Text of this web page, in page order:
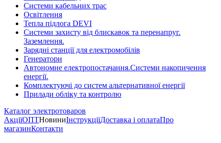
Системи кабельних трас
Освітлення
Тепла підлога DEVI
Системи захисту від блискавок та перенапруг.
Заземлення.
Зарядні станції для електромобілів
Генератори
Автономне електропостачання.Системи накопичення
енергії.
Комплектуючі до систем альтернативної енергії
Прилади обліку та контролю
Каталог электротоваров
АкціїОПТНовиниІнструкціїДоставка і оплатаПро
магазинКонтакти